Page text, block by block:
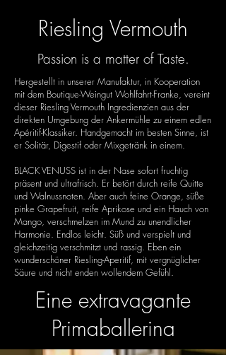
Riesling Vermouth
Passion is a matter of Taste.
Hergestellt in unserer Manufaktur, in Kooperation
mit dem Boutique-Weingut Wohlfahrt-Franke, vereint
dieser Riesling Vermouth Ingredienzien aus der
direkten Umgebung der Ankermühle zu einem edlen
Apéritif-Klassiker. Handgemacht im besten Sinne, ist
er Solitär, Digestif oder Mixgetränk in einem.
BLACK VENUSS ist in der Nase sofort fruchtig
präsent und ultrafrisch. Er betört durch reife Quitte
und Walnussnoten. Aber auch feine Orange, süße
pinke Grapefruit, reife Aprikose und ein Hauch von
Mango, verschmelzen im Mund zu unendlicher
Harmonie. Endlos leicht. Süß und verspielt und
gleichzeitig verschmitzt und rassig. Eben ein
wunderschöner Riesling-Aperitif, mit vergnüglicher
Säure und nicht enden wollendem Gefühl.
Eine extravagante
Primaballerina